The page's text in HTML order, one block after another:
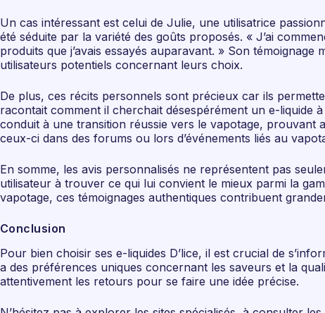
Un cas intéressant est celui de Julie, une utilisatrice
été séduite par la variété des goûts proposés. « J’ai
produits que j’avais essayés auparavant. » Son
utilisateurs potentiels concernant leurs choix.
De plus, ces récits personnels sont précieux car ils
racontait comment il cherchait désespérément un e-liquide
conduit à une transition réussie vers le vapotage, prouvant
ceux-ci dans des forums ou lors d’événements liés au
En somme, les avis personnalisés ne représentent pas
utilisateur à trouver ce qui lui convient le mieux parmi la
vapotage, ces témoignages authentiques contribuent
Conclusion
Pour bien choisir ses e-liquides D’lice, il est crucial de
a des préférences uniques concernant les saveurs et la
attentivement les retours pour se faire une idée précise.